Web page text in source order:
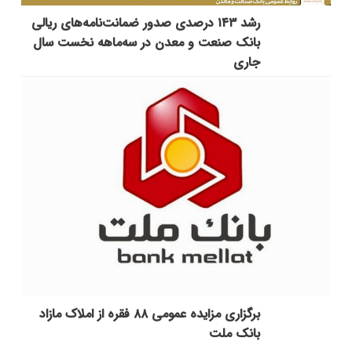
رشد ۱۴۳ درصدی صدور ضمانت‌نامه‌های ریالی
بانک صنعت و معدن در سه‌ماهه نخست سال
جاری
برگزاری مزایده عمومی ۸۸ فقره از املاک مازاد
بانک ملت